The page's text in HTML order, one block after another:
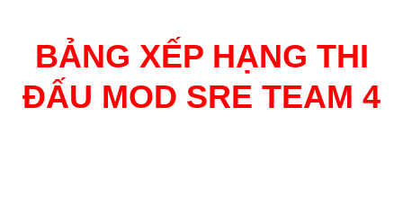
BẢNG XẾP HẠNG THI
ĐẤU MOD SRE TEAM 4